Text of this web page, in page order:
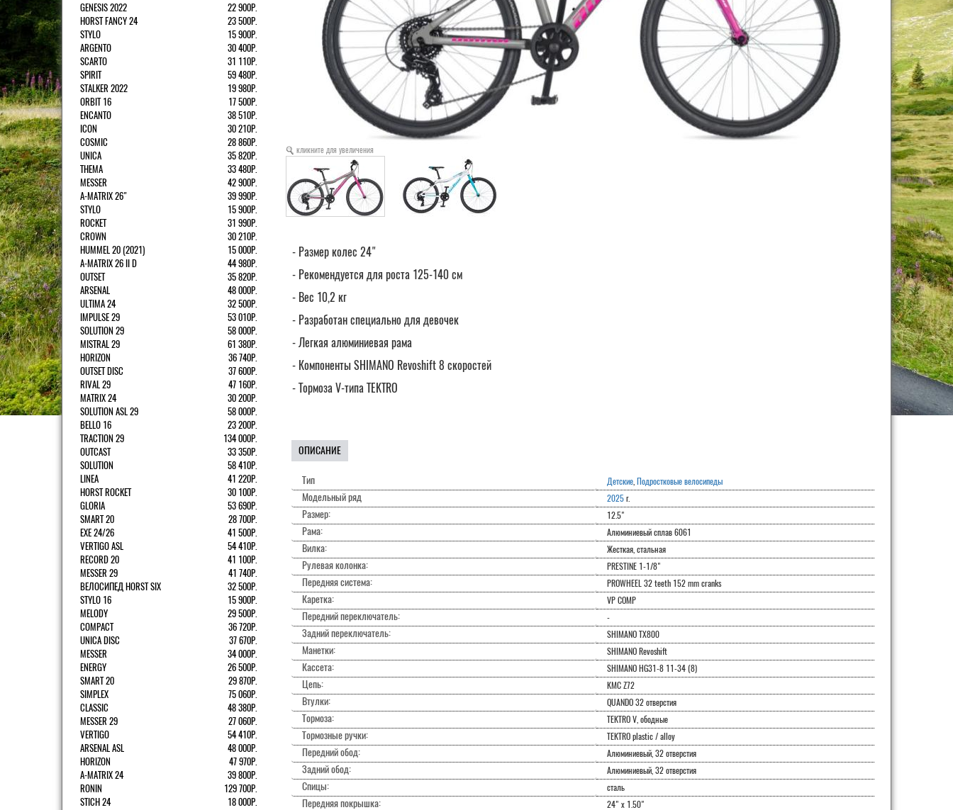
кликните для увеличения
- Размер колес 24"
- Рекомендуется для роста 125-140 см
- Вес 10,2 кг
- Разработан специально для девочек
- Легкая алюминиевая рама
- Компоненты SHIMANO Revoshift 8 скоростей
- Тормоза V-типа TEKTRO
ОПИСАНИЕ
Тип Детские, Подростковые велосипеды
Модельный ряд 2025г.
Размер: 12.5"
Рама: Алюминиевый сплав 6061
Вилка: Жесткая, стальная
Рулевая колонка: PRESTINE 1-1/8"
Передняя система: PROWHEEL 32 teeth 152 mm cranks
Каретка: VP COMP
Передний переключатель: -
Задний переключатель: SHIMANO TX800
Манетки: SHIMANO Revoshift
Кассета: SHIMANO HG31-8 11-34 (8)
Цепь: KMC Z72
Втулки: QUANDO 32 отверстия
Тормоза: TEKTRO V, ободные
Тормозные ручки: TEKTRO plastic / alloy
Передний обод: Алюминиевый, 32 отверстия
Задний обод: Алюминиевый, 32 отверстия
Спицы: сталь
Передняя покрышка: 24" x 1.50"
GENESIS 2022
22 900Р.
HORST FANCY 24
23 500Р.
STYLO
15 900Р.
ARGENTO
30 400Р.
SCARTO
31 110Р.
SPIRIT
59 480Р.
STALKER 2022
19 980Р.
ORBIT 16
17 500Р.
ENCANTO
38 510Р.
ICON
30 210Р.
COSMIC
28 860Р.
UNICA
35 820Р.
THEMA
33 480Р.
MESSER
42 900Р.
A-MATRIX 26"
39 990Р.
STYLO
15 900Р.
ROCKET
31 990Р.
CROWN
30 210Р.
HUMMEL 20 (2021)
15 000Р.
A-MATRIX 26 II D
44 980Р.
OUTSET
35 820Р.
ARSENAL
48 000Р.
ULTIMA 24
32 500Р.
IMPULSE 29
53 010Р.
SOLUTION 29
58 000Р.
MISTRAL 29
61 380Р.
HORIZON
36 740Р.
OUTSET DISC
37 600Р.
RIVAL 29
47 160Р.
MATRIX 24
30 200Р.
SOLUTION ASL 29
58 000Р.
BELLO 16
23 200Р.
TRACTION 29
134 000Р.
OUTCAST
33 350Р.
SOLUTION
58 410Р.
LINEA
41 220Р.
HORST ROCKET
30 100Р.
GLORIA
53 690Р.
SMART 20
28 700Р.
EXE 24/26
41 500Р.
VERTIGO ASL
54 410Р.
RECORD 20
41 100Р.
MESSER 29
41 740Р.
ВЕЛОСИПЕД HORST SIX
32 500Р.
STYLO 16
15 900Р.
MELODY
29 500Р.
COMPACT
36 720Р.
UNICA DISC
37 670Р.
MESSER
34 000Р.
ENERGY
26 500Р.
SMART 20
29 870Р.
SIMPLEX
75 060Р.
CLASSIC
48 380Р.
MESSER 29
27 060Р.
VERTIGO
54 410Р.
ARSENAL ASL
48 000Р.
HORIZON
47 970Р.
A-MATRIX 24
39 800Р.
RONIN
129 700Р.
STICH 24
18 000Р.